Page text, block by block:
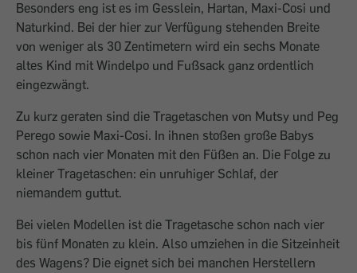
Besonders eng ist es im Gesslein, Hartan, Maxi-Cosi und
Naturkind. Bei der hier zur Verfügung stehenden Breite
von weniger als 30 Zentimetern wird ein sechs Monate
altes Kind mit Windelpo und Fußsack ganz ordentlich
eingezwängt.
Zu kurz geraten sind die Tragetaschen von Mutsy und Peg
Perego sowie Maxi-Cosi. In ihnen stoßen große Babys
schon nach vier Monaten mit den Füßen an. Die Folge zu
kleiner Tragetaschen: ein unruhiger Schlaf, der
niemandem guttut.
Bei vielen Modellen ist die Tragetasche schon nach vier
bis fünf Monaten zu klein. Also umziehen in die Sitzeinheit
des Wagens? Die eignet sich bei manchen Herstellern